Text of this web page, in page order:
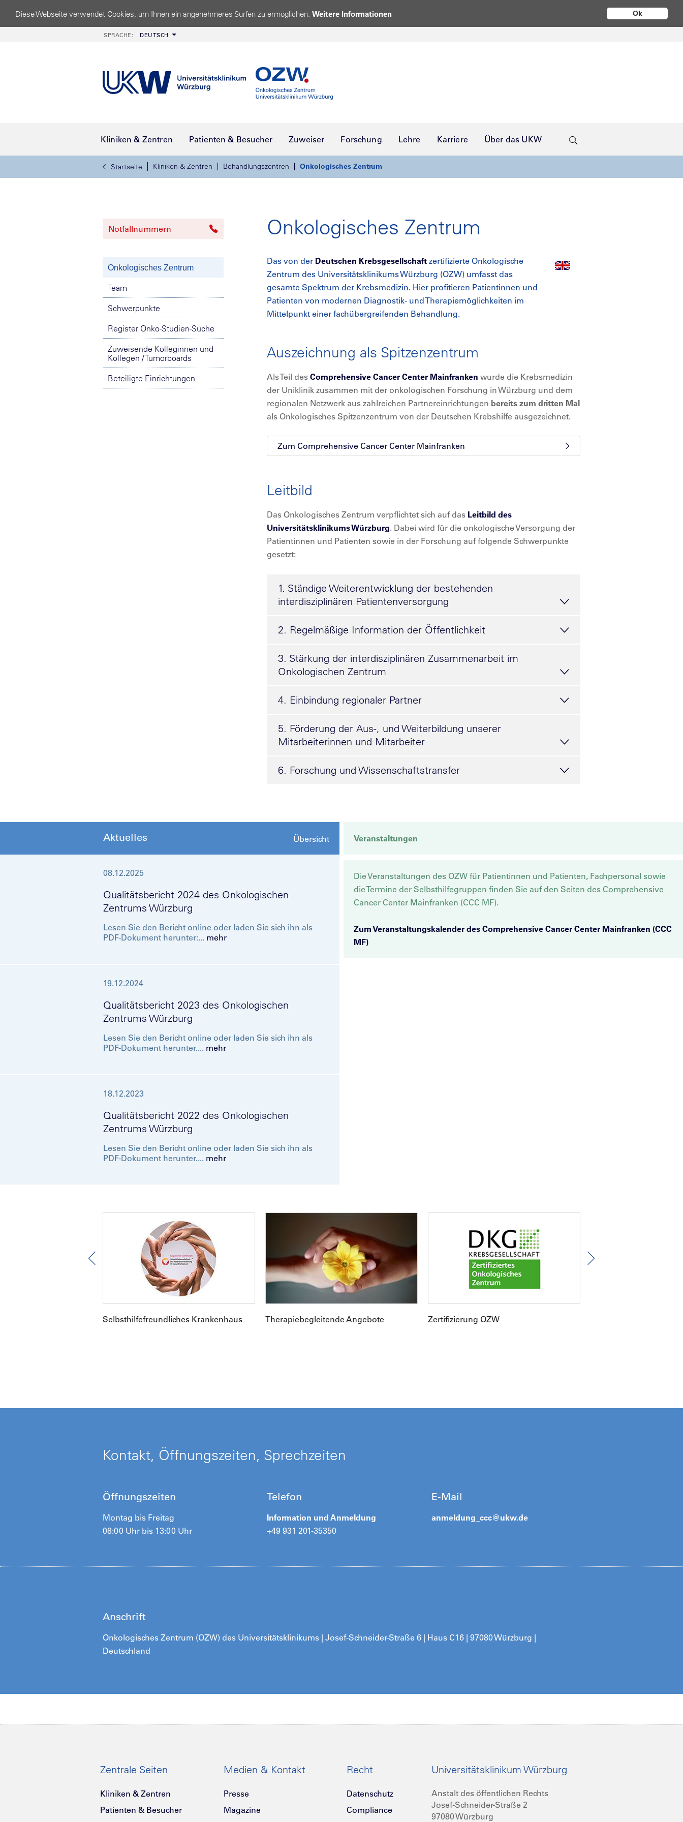
Ok
Diese Webseite verwendet Cookies, um Ihnen ein angenehmeres Surfen zu ermöglichen. Weitere Informationen
SPRACHE: DEUTSCH
Kliniken & Zentren Patienten & Besucher Zuweiser Forschung Lehre Karriere Über das UKW
Startseite Kliniken & Zentren Behandlungszentren Onkologisches Zentrum
Notfallnummern
Onkologisches Zentrum
Team
Schwerpunkte
Register Onko-Studien-Suche
Zuweisende Kolleginnen und
Kollegen / Tumorboards
Beteiligte Einrichtungen
Onkologisches Zentrum
Das von der Deutschen Krebsgesellschaft zertifizierte Onkologische
Zentrum des Universitätsklinikums Würzburg (OZW) umfasst das
gesamte Spektrum der Krebsmedizin. Hier profitieren Patientinnen und
Patienten von modernen Diagnostik- und Therapiemöglichkeiten im
Mittelpunkt einer fachübergreifenden Behandlung.
Auszeichnung als Spitzenzentrum
Als Teil desComprehensive Cancer Center Mainfranken wurde die Krebsmedizin
der Uniklinik zusammen mit der onkologischen Forschung in Würzburg und dem
regionalen Netzwerk aus zahlreichen Partnereinrichtungen bereits zum dritten Mal
als Onkologisches Spitzenzentrum von der Deutschen Krebshilfe ausgezeichnet.
Zum Comprehensive Cancer Center Mainfranken
Leitbild
Das Onkologisches Zentrum verpflichtet sich auf das Leitbild des
Universitätsklinikums Würzburg. Dabei wird für die onkologische Versorgung der
Patientinnen und Patienten sowie in der Forschung auf folgende Schwerpunkte
gesetzt:
1. Ständige Weiterentwicklung der bestehenden
interdisziplinären Patientenversorgung
2. Regelmäßige Information der Öffentlichkeit
3. Stärkung der interdisziplinären Zusammenarbeit im
Onkologischen Zentrum
4. Einbindung regionaler Partner
5. Förderung der Aus-, und Weiterbildung unserer
Mitarbeiterinnen und Mitarbeiter
6. Forschung und Wissenschaftstransfer
Aktuelles Übersicht
08.12.2025
Qualitätsbericht 2024 des Onkologischen
Zentrums Würzburg
Lesen Sie den Bericht online oder laden Sie sich ihn als
PDF-Dokument herunter:... mehr
19.12.2024
Qualitätsbericht 2023 des Onkologischen
Zentrums Würzburg
Lesen Sie den Bericht online oder laden Sie sich ihn als
PDF-Dokument herunter.... mehr
18.12.2023
Qualitätsbericht 2022 des Onkologischen
Zentrums Würzburg
Lesen Sie den Bericht online oder laden Sie sich ihn als
PDF-Dokument herunter.... mehr
Veranstaltungen
Die Veranstaltungen des OZW für Patientinnen und Patienten, Fachpersonal sowie
die Termine der Selbsthilfegruppen finden Sie auf den Seiten des Comprehensive
Cancer Center Mainfranken (CCC MF).
Zum Veranstaltungskalender des Comprehensive Cancer Center Mainfranken (CCC
MF)
Selbsthilfefreundliches Krankenhaus Therapiebegleitende Angebote Zertifizierung OZW
Kontakt, Öffnungszeiten, Sprechzeiten
Öffnungszeiten
Montag bis Freitag
08:00 Uhr bis 13:00 Uhr
Telefon
Information und Anmeldung
+49 931 201-35350
E-Mail
anmeldung_ccc@ukw.de
Anschrift
Onkologisches Zentrum (OZW) des Universitätsklinikums | Josef-Schneider-Straße 6 | Haus C16 | 97080 Würzburg |
Deutschland
Zentrale Seiten
Kliniken & Zentren
Patienten & Besucher
Medien & Kontakt
Presse
Magazine
Recht
Datenschutz
Compliance
Universitätsklinikum Würzburg
Anstalt des öffentlichen Rechts
Josef-Schneider-Straße 2
97080 Würzburg